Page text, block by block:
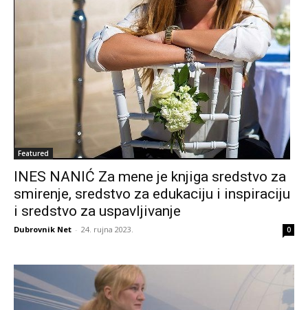
Featured
INES NANIĆ Za mene je knjiga sredstvo za
smirenje, sredstvo za edukaciju i inspiraciju
i sredstvo za uspavljivanje
Dubrovnik Net - 24. rujna 2023. 0